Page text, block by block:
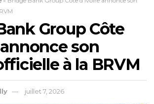
Group Côte
son
à la BRVM
juillet 7, 2026